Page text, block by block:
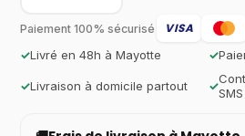
Paiement 100% sécurisé VISA
✓Livré en 48h à Mayotte ✓
✓Livraison à domicile partout ✓SMS